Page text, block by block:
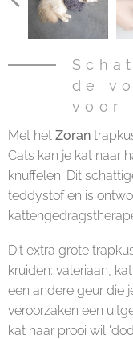
de
voor
Met het Zoran
Cats kan je kat naar
knuffelen. Dit
teddystof en is
Dit extra grote
kruiden: valeriaan,
een andere geur die
veroorzaken een
kat haar prooi wil